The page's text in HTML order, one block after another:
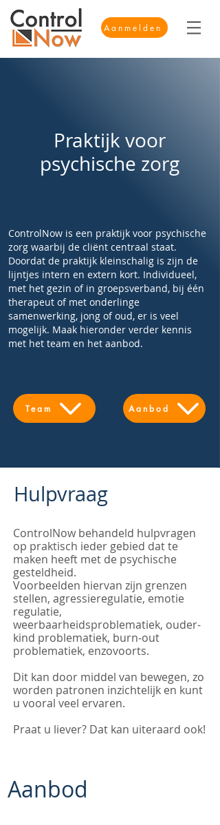
Aanmelden
Praktijk voor
psychische zorg
ControlNow is een praktijk voor psychische
zorg waarbij de cliënt centraal staat.
Doordat de praktijk kleinschalig is zijn de
lijntjes intern en extern kort. Individueel,
met het gezin of in groepsverband, bij één
therapeut of met onderlinge
samenwerking, jong of oud, er is veel
mogelijk. Maak hieronder verder kennis
met het team en het aanbod.
Team Aanbod
Hulpvraag
ControlNow behandeld hulpvragen
op praktisch ieder gebied dat te
maken heeft met de psychische
gesteldheid.
Voorbeelden hiervan zijn grenzen
stellen, agressieregulatie, emotie
regulatie,
weerbaarheidsproblematiek, ouder-
kind problematiek, burn-out
problematiek, enzovoorts.
Dit kan door middel van bewegen, zo
worden patronen inzichtelijk en kunt
u vooral veel ervaren.
Praat u liever? Dat kan uiteraard ook!
Aanbod